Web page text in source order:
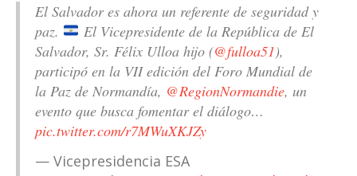
El Salvador es ahora un referente de seguridad y
paz.
El Vicepresidente de la República de El
Salvador, Sr. Félix Ulloa hijo (@fulloa51),
participó en la VII edición del Foro Mundial de
la Paz de Normandía, @RegionNormandie, un
evento que busca fomentar el diálogo…
pic.twitter.com/r7MWuXKJZy
— Vicepresidencia ESA